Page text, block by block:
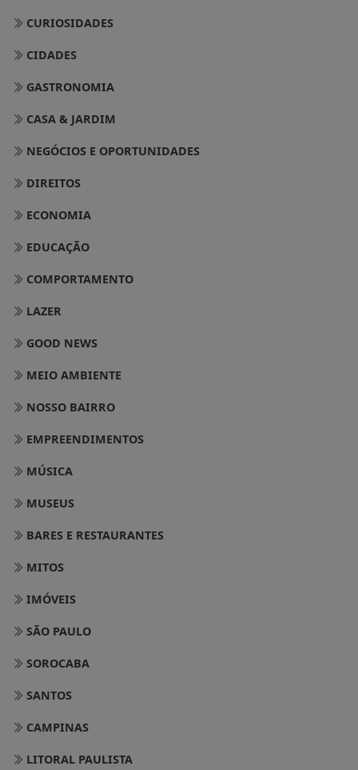
CIDADES
GASTRONOMIA
CASA & JARDIM
NEGÓCIOS E OPORTUNIDADES
DIREITOS
ECONOMIA
EDUCAÇÃO
COMPORTAMENTO
LAZER
GOOD NEWS
MEIO AMBIENTE
NOSSO BAIRRO
EMPREENDIMENTOS
MÚSICA
MUSEUS
BARES E RESTAURANTES
MITOS
IMÓVEIS
SÃO PAULO
SOROCABA
SANTOS
CAMPINAS
LITORAL PAULISTA
VALE DO PARAÍBA